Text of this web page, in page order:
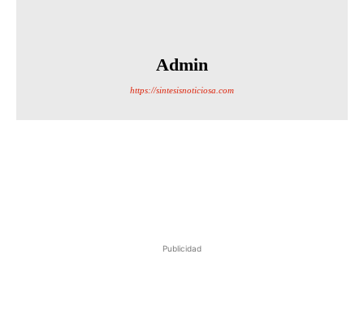
Admin
https://sintesisnoticiosa.com
Publicidad